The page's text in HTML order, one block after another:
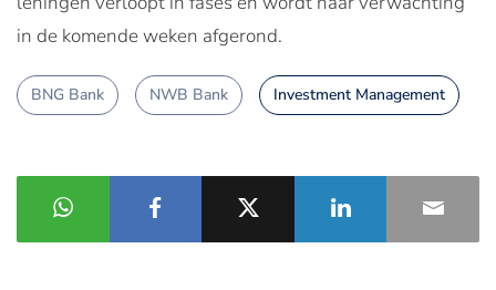
in de komende weken afgerond.
BNG Bank NWB Bank Investment Management